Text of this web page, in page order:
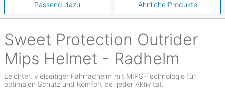
Sweet Protection Outrider
Mips Helmet - Radhelm
Leichter, vielseitiger Fahrradhelm mit MIPS-Technologie für
optimalen Schutz und Komfort bei jeder Aktivität.
Passend dazu Ähnliche Produkte